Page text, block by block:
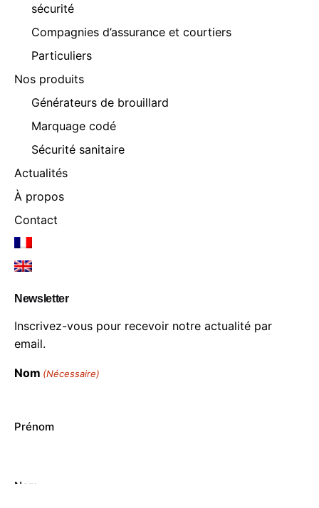
sécurité
Compagnies d’assurance et courtiers
Particuliers
Nos produits
Générateurs de brouillard
Marquage codé
Sécurité sanitaire
Actualités
À propos
Contact
Newsletter
Inscrivez-vous pour recevoir notre actualité par
email.
Nom (Nécessaire)
Prénom
Nom